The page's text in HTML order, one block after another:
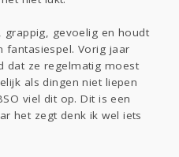
grappig, gevoelig en houdt
fantasiespel. Vorig jaar
dat ze regelmatig moest
als dingen niet liepen
viel dit op. Dit is een
het zegt denk ik wel iets